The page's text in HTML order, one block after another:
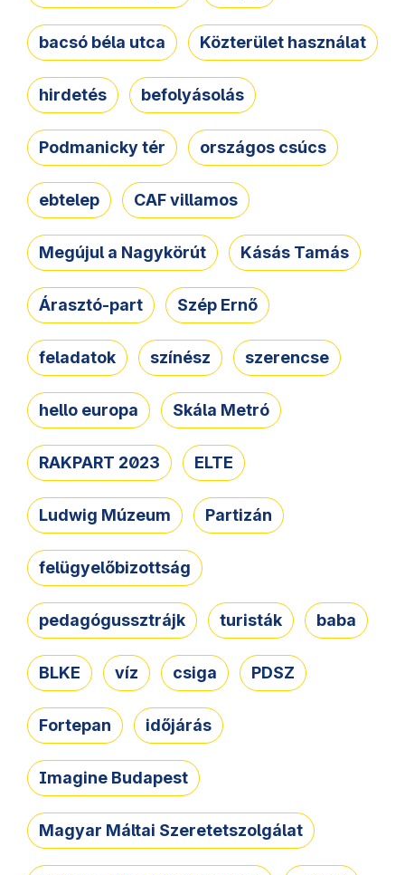
bacsó béla utca Közterület használat
hirdetés befolyásolás
Podmanicky tér országos csúcs
ebtelep CAF villamos
Megújul a Nagykörút Kásás Tamás
Árasztó-part Szép Ernő
feladatok színész szerencse
hello europa Skála Metró
RAKPART 2023 ELTE
Ludwig Múzeum Partizán
felügyelőbizottság
pedagógussztrájk turisták baba
BLKE víz csiga PDSZ
Fortepan időjárás
Imagine Budapest
Magyar Máltai Szeretetszolgálat